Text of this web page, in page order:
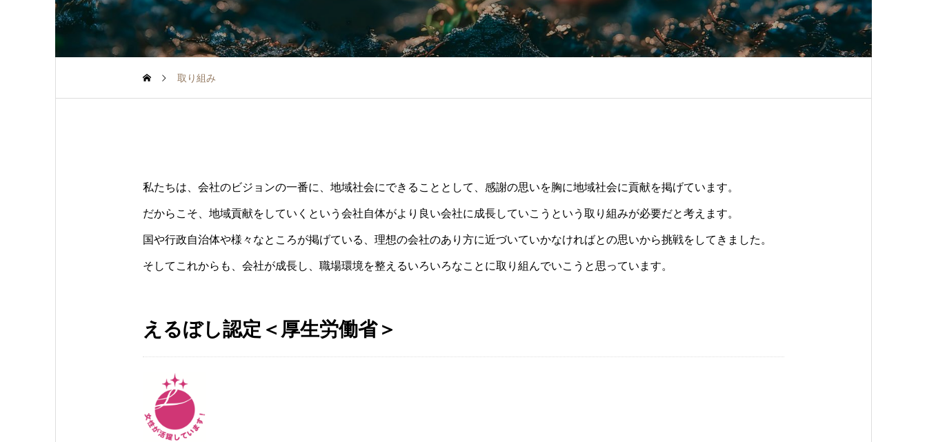
取り組み
私たちは、会社のビジョンの一番に、地域社会にできることとして、感謝の思いを胸に地域社会に貢献を掲げています。
だからこそ、地域貢献をしていくという会社自体がより良い会社に成長していこうという取り組みが必要だと考えます。
国や行政自治体や様々なところが掲げている、理想の会社のあり方に近づいていかなければとの思いから挑戦をしてきました。
そしてこれからも、会社が成長し、職場環境を整えるいろいろなことに取り組んでいこうと思っています。
えるぼし認定＜厚生労働省＞